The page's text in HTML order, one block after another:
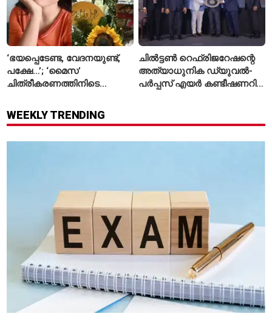
‘ഭയപ്പെടേണ്ട, വേദനയുണ്ട്,
പക്ഷേ…’; ‘മൈസ’
ചിത്രീകരണത്തിനിടെ
ആദ്യമായി പ്രതികരിച്ച്
രശ്മിക മന്ദാന
ചിൽട്ടൺ റെഫ്രിജറേഷന്റെ
അത്യാധുനിക ഡ്യുവൽ-
പർപ്പസ് എയർ കണ്ടീഷണറിന്
WEEKLY TRENDING